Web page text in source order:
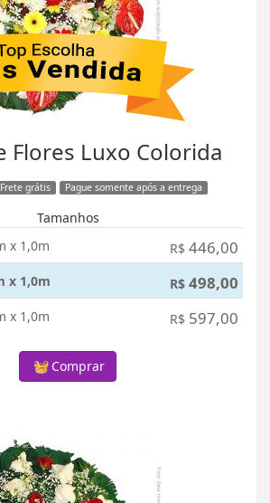
Flores Luxo Colorida
Frete grátis Pague somente após a entrega
Tamanhos
x 1,0m
R$ 446,00
x 1,0m R$ 498,00
x 1,0m R$ 597,00
Comprar